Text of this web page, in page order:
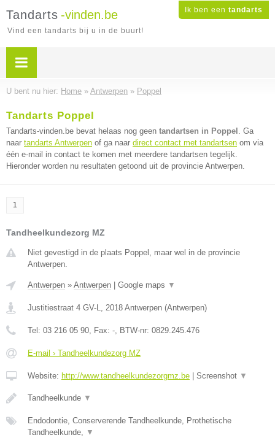
Ik ben een tandarts
Tandarts -vinden.be
Vind een tandarts bij u in de buurt!
U bent nu hier: Home » Antwerpen » Poppel
Tandarts Poppel
Tandarts-vinden.be bevat helaas nog geen tandartsen in Poppel . Ga
naar tandarts Antwerpen of ga naar direct contact met tandartsen om via
één e-mail in contact te komen met meerdere tandartsen tegelijk.
Hieronder worden nu resultaten getoond uit de provincie Antwerpen.
1
Tandheelkundezorg MZ
Niet gevestigd in de plaats Poppel, maar wel in de provincie
Antwerpen.
Antwerpen » Antwerpen Google maps ▼
Justitiestraat 4 GV-L, 2018 Antwerpen (Antwerpen)
Tel: 03 216 05 90, Fax: -, BTW-nr: 0829.245.476
E-mail › Tandheelkundezorg MZ
Website: http://www.tandheelkundezorgmz.be Screenshot ▼
Tandheelkunde ▼
Endodontie, Conserverende Tandheelkunde, Prothetische
Tandheelkunde, ▼